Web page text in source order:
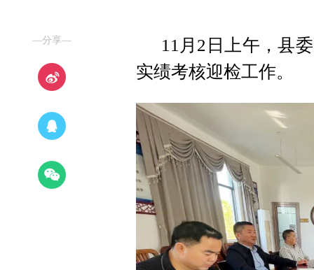
—分享—
11月2日上午，县
实绩考核迎检工作。